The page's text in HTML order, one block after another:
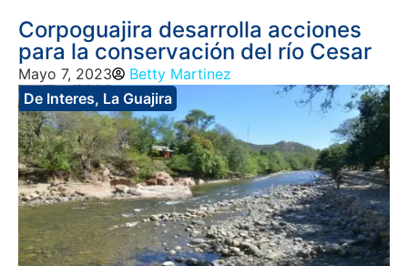
Corpoguajira desarrolla acciones
para la conservación del río Cesar
Mayo 7, 2023
Betty Martinez
De Interes, La Guajira